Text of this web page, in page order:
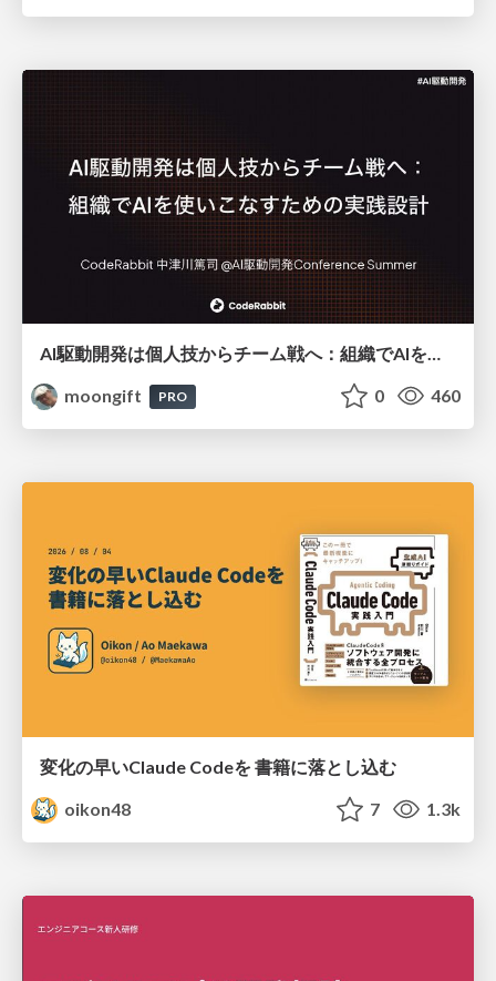
AI駆動開発は個人技からチーム戦へ：組織でAIを使いこなすための実践設計
moongift
PRO 0 460
変化の早いClaude Codeを 書籍に落とし込む
oikon48
7 1.3k